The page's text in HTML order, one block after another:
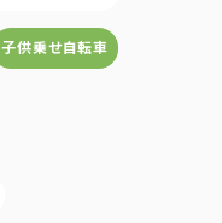
子供乗せ自転車